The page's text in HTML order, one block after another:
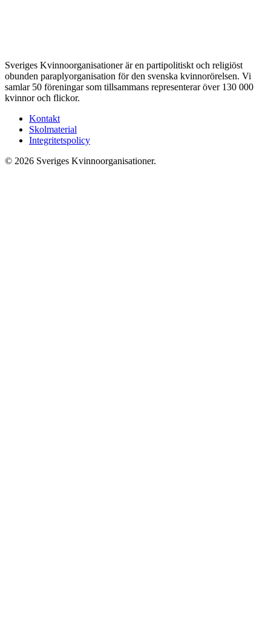
Sveriges Kvinnoorganisationer är en partipolitiskt och religiöst
obunden paraplyorganisation för den svenska kvinnorörelsen. Vi
samlar 50 föreningar som tillsammans representerar över 130 000
kvinnor och flickor.
Kontakt
Skolmaterial
Integritetspolicy
© 2026 Sveriges Kvinnoorganisationer.